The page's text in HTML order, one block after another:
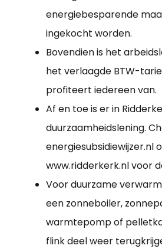
energiebesparende
ingekocht worden.
Bovendien is het
het verlaagde BTW-
profiteert iedereen van.
Af en toe is er in
duurzaamheidslening.
energiesubsidiewijzer.nl
www.ridderkerk.nl voor
Voor duurzame
een zonneboiler,
warmtepomp of
flink deel weer